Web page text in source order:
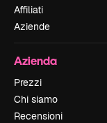
Affiliati
Aziende
Azienda
Prezzi
Chi siamo
Recensioni